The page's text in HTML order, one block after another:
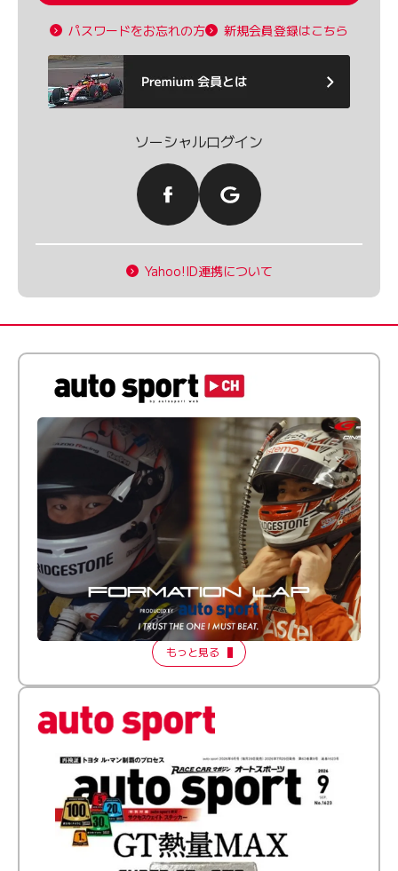
パスワードをお忘れの方 新規会員登録はこちら
ソーシャルログイン
Yahoo!ID連携について
倒す相手を、信じてる。小林利徠斗 × 野村勇斗
【FORMATION LAP Produced by auto sport】
2026 Episode 2
もっと見る